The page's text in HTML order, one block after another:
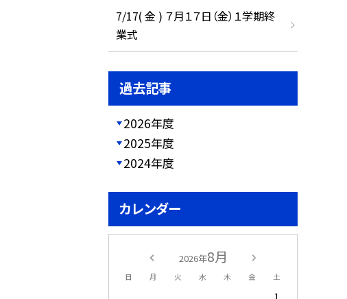
7/17( 金 ) ７月１７日（金）１学期終
業式
過去記事
2026年度
2025年度
2024年度
カレンダー
2026年8月
日 月 火 水 木 金 土
1